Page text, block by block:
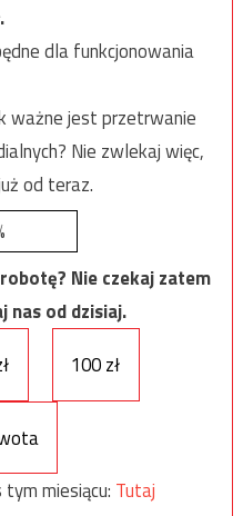
dla funkcjonowania
ważne jest przetrwanie
Nie zwlekaj więc,
od teraz.
Nie czekaj zatem
nas od dzisiaj.
100 zł
miesiącu: Tutaj